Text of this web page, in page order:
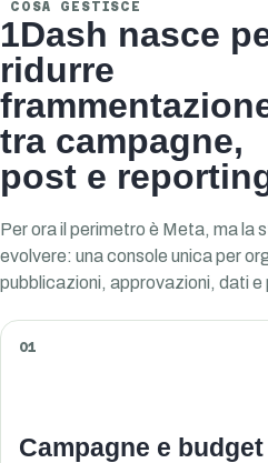
COSA GESTISCE
1Dash nasce
ridurre
tra campagne,
post e
Per ora il perimetro è Meta, ma la
evolvere: una console unica per
pubblicazioni, approvazioni, dati e
01
Campagne e budget